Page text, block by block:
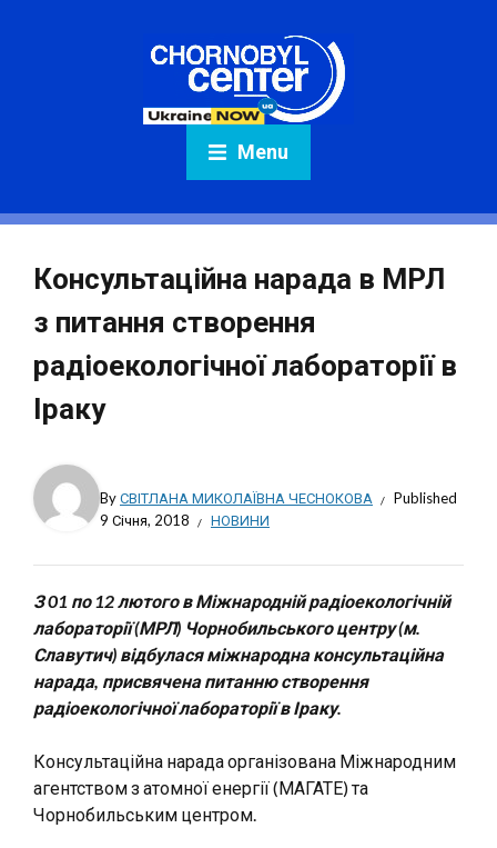
Menu
Консультаційна нарада в МРЛ
з питання створення
радіоекологічної лабораторії в
Іраку
ByСВІТЛАНА МИКОЛАЇВНА ЧЕСНОКОВА
Published
9 Січня, 2018
НОВИНИ
З 01 по 12 лютого в Міжнародній радіоекологічній
лабораторії (МРЛ) Чорнобильського центру (м.
Славутич) відбулася міжнародна консультаційна
нарада, присвячена питанню створення
радіоекологічної лабораторії в Іраку.
Консультаційна нарада організована Міжнародним
агентством з атомної енергії (МАГАТЕ) та
Чорнобильським центром.